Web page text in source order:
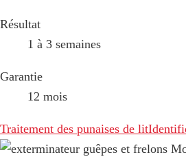
Résultat
1 à 3 semaines
Garantie
12 mois
Traitement des punaises de lit